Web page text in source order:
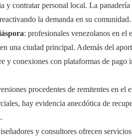
y contratar personal local. La
la demanda en su comunidad.
: profesionales venezolanos en el
una ciudad principal. Además del
y conexiones con plataformas de pago
procedentes de remitentes en el
hay evidencia anecdótica de
y consultores ofrecen